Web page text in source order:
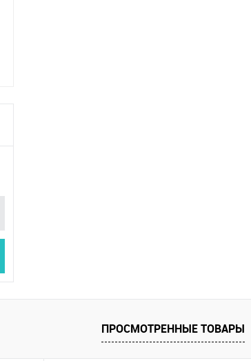
ПРОСМОТРЕННЫЕ ТОВАРЫ